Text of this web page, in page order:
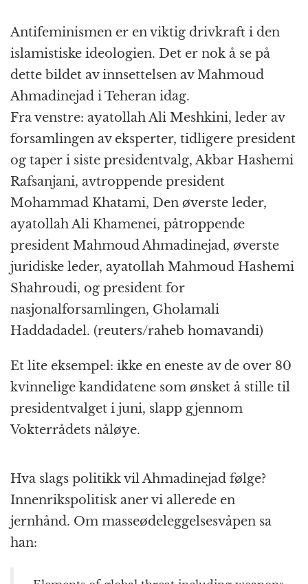
Antifeminismen er en viktig drivkraft i den
islamistiske ideologien. Det er nok å se på
dette bildet av innsettelsen av Mahmoud
Ahmadinejad i Teheran idag.
Fra venstre: ayatollah Ali Meshkini, leder av
forsamlingen av eksperter, tidligere president
og taper i siste presidentvalg, Akbar Hashemi
Rafsanjani, avtroppende president
Mohammad Khatami, Den øverste leder,
ayatollah Ali Khamenei, påtroppende
president Mahmoud Ahmadinejad, øverste
juridiske leder, ayatollah Mahmoud Hashemi
Shahroudi, og president for
nasjonalforsamlingen, Gholamali
Haddadadel. (reuters/raheb homavandi)
Et lite eksempel: ikke en eneste av de over 80
kvinnelige kandidatene som ønsket å stille til
presidentvalget i juni, slapp gjennom
Vokterrådets nåløye.
Hva slags politikk vil Ahmadinejad følge?
Innenrikspolitisk aner vi allerede en
jernhånd. Om masseødeleggelsesvåpen sa
han: